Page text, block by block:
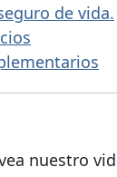
de vida.
nuestro